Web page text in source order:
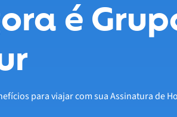
é
para viajar com sua Assinatura de